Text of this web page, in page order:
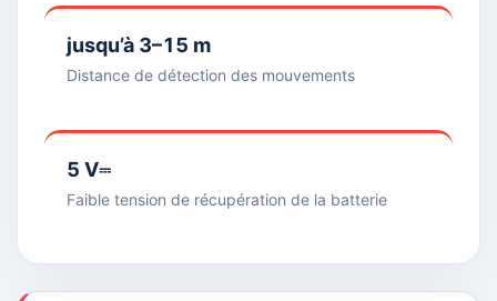
jusqu’à 3–15 m
Distance de détection des mouvements
5 V⎓
Faible tension de récupération de la batterie